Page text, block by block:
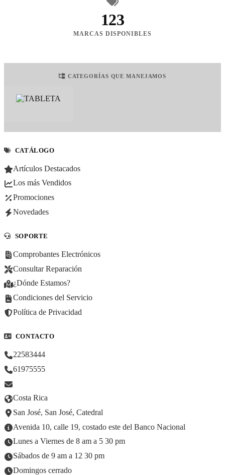
123
MARCAS DISPONIBLES
CATEGORÍAS QUE MANEJAMOS
CATÁLOGO
Artículos Destacados
Los más Vendidos
Promociones
Novedades
SOPORTE
Comprobantes Electrónicos
Consultar Reparación
¿Dónde Estamos?
Condiciones del Servicio
Política de Privacidad
CONTACTO
22583444
61975555
Costa Rica
San José, San José, Catedral
Avenida 10, calle 19, costado este del Banco Nacional
Lunes a Viernes de 8 am a 5 30 pm
Sábados de 9 am a 12 30 pm
Domingos cerrado